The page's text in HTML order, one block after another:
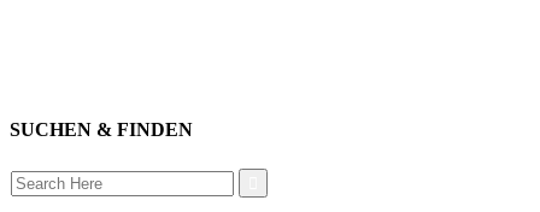
SUCHEN & FINDEN
Search
for: